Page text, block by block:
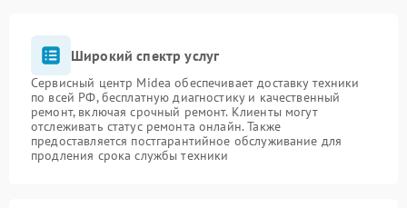
Широкий спектр услуг
Сервисный центр Midea обеспечивает доставку техники
по всей РФ, бесплатную диагностику и качественный
ремонт, включая срочный ремонт. Клиенты могут
отслеживать статус ремонта онлайн. Также
предоставляется постгарантийное обслуживание для
продления срока службы техники